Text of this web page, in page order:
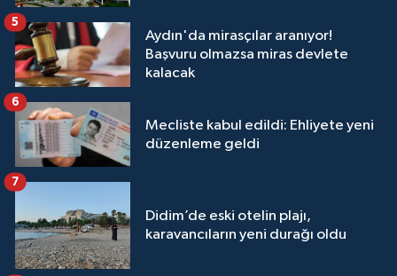
Aydın'da mirasçılar aranıyor!
Başvuru olmazsa miras devlete
kalacak
5
Mecliste kabul edildi: Ehliyete yeni
düzenleme geldi
6
Didim’de eski otelin plajı,
karavancıların yeni durağı oldu
7